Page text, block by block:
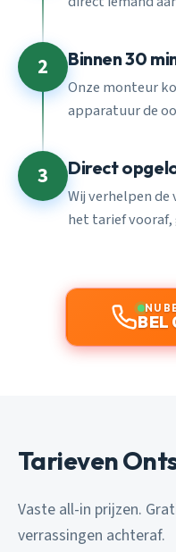
2 Binnen 30
Onze monteur
apparatuur de
3 Direct
Wij verhelpen
het tarief vooraf,
NU
BEL
Tarieven
Vaste all-in prijzen.
verrassingen achteraf.